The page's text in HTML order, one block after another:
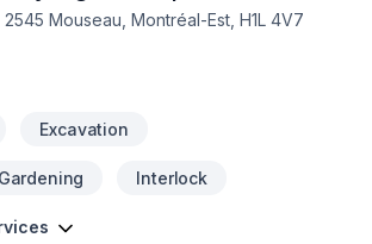
croyons en l'importance d'une
adaptée à chaque client, pour
qui a à cœur votre
2545 Mouseau, Montréal-Est, H1L 4V7
Excavation
Interlock